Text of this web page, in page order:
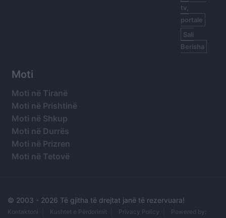
tv,
portale
Sali
Berisha
Moti
Moti në Tiranë
Moti në Prishtinë
Moti në Shkup
Moti në Durrës
Moti në Prizren
Moti në Tetovë
© 2003 - 2026 Të gjitha të drejtat janë të rezervuara!
Kontaktoni Kushtet e Përdorimit Privacy Policy Powered by: